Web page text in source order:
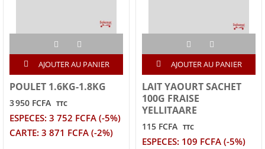
AJOUTER AU PANIER
POULET 1.6KG-1.8KG
3 950 FCFA TTC
ESPECES: 3 752 FCFA (-5%)
CARTE: 3 871 FCFA (-2%)
AJOUTER AU PANIER
LAIT YAOURT SACHET
100G FRAISE
YELLITAARE
115 FCFA TTC
ESPECES: 109 FCFA (-5%)